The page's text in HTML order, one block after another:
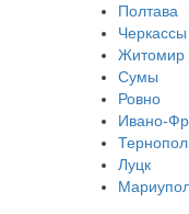
Полтава
Черкассы
Житомир
Сумы
Ровно
Ивано-
Луцк